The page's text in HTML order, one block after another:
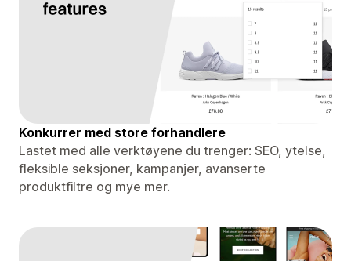
Konkurrer med store forhandlere
Lastet med alle verktøyene du trenger: SEO, ytelse,
fleksible seksjoner, kampanjer, avanserte
produktfiltre og mye mer.